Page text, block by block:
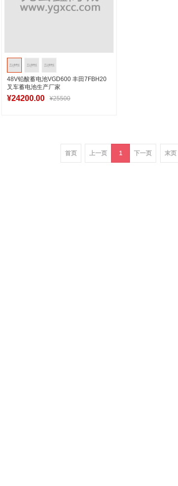
48V铅酸蓄电池VGD600 丰田7FBH20
叉车蓄电池生产厂家
¥24200.00 ¥25500
首页 上一页 1 下一页 末页